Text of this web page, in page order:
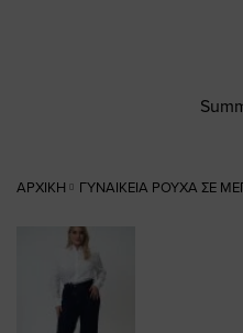
ΑΡΧΙΚΉ ΓΥΝΑΙΚΕΊΑ ΡΟΎΧΑ ΣΕ